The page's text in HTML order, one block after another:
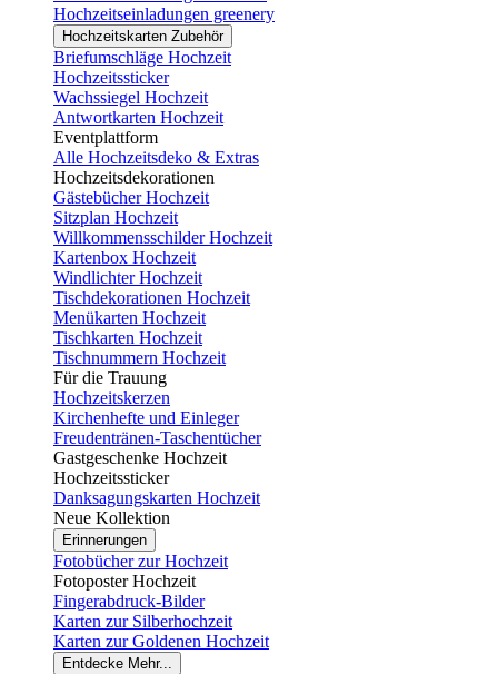
Hochzeitseinladungen greenery
Hochzeitskarten Zubehör
Briefumschläge Hochzeit
Hochzeitssticker
Wachssiegel Hochzeit
Antwortkarten Hochzeit
Eventplattform
Alle Hochzeitsdeko & Extras
Hochzeitsdekorationen
Gästebücher Hochzeit
Sitzplan Hochzeit
Willkommensschilder Hochzeit
Kartenbox Hochzeit
Windlichter Hochzeit
Tischdekorationen Hochzeit
Menükarten Hochzeit
Tischkarten Hochzeit
Tischnummern Hochzeit
Für die Trauung
Hochzeitskerzen
Kirchenhefte und Einleger
Freudentränen-Taschentücher
Gastgeschenke Hochzeit
Hochzeitssticker
Danksagungskarten Hochzeit
Neue Kollektion
Erinnerungen
Fotobücher zur Hochzeit
Fotoposter Hochzeit
Fingerabdruck-Bilder
Karten zur Silberhochzeit
Karten zur Goldenen Hochzeit
Entdecke Mehr...